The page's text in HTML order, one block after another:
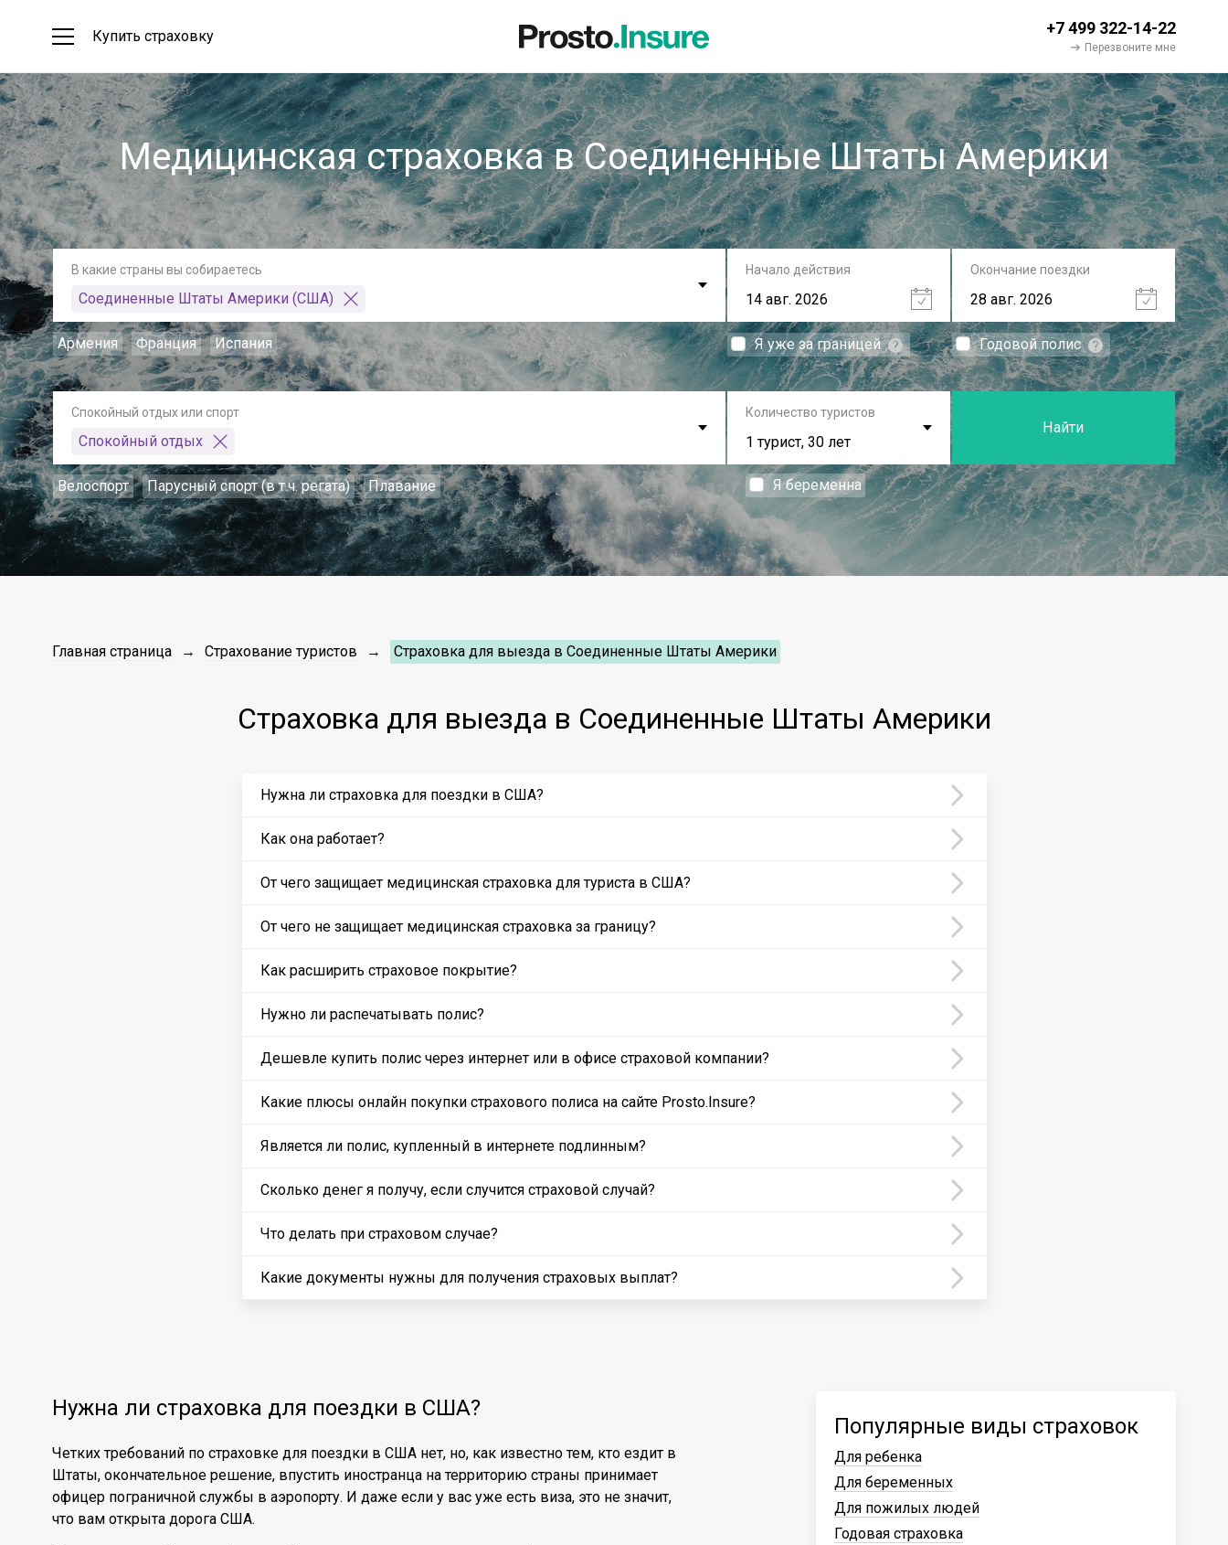
Купить страховку +7 499 322-14-22
Перезвоните мне
Медицинская страховка в Соединенные Штаты Америки
В какие страны вы собираетесь
Соединенные Штаты Америки (США)
Армения Франция Испания
Начало действия
Я уже за границей
Окончание поездки
Годовой полис
Спокойный отдых или спорт
Спокойный отдых
Велоспорт Парусный спорт (в т.ч. регата) Плавание
Количество туристов
1 турист, 30 лет
Я беременна
Найти
Главная страница Страхование туристов Страховка для выезда в Соединенные Штаты Америки
Страховка для выезда в Соединенные Штаты Америки
Нужна ли страховка для поездки в США?
Как она работает?
От чего защищает медицинская страховка для туриста в США?
От чего не защищает медицинская страховка за границу?
Как расширить страховое покрытие?
Нужно ли распечатывать полис?
Дешевле купить полис через интернет или в офисе страховой компании?
Какие плюсы онлайн покупки страхового полиса на сайте Prosto.Insure?
Является ли полис, купленный в интернете подлинным?
Сколько денег я получу, если случится страховой случай?
Что делать при страховом случае?
Какие документы нужны для получения страховых выплат?
Нужна ли страховка для поездки в США?
Четких требований по страховке для поездки в США нет, но, как известно тем, кто ездит в
Штаты, окончательное решение, впустить иностранца на территорию страны принимает
офицер пограничной службы в аэропорту. И даже если у вас уже есть виза, это не значит,
что вам открыта дорога США.
Популярные виды страховок
Для ребенка
Для беременных
Для пожилых людей
Годовая страховка